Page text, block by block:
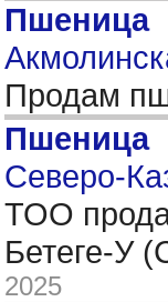
Пшеница
Продам
Пшеница
Северо-
ТОО
Бетеге-У
2025